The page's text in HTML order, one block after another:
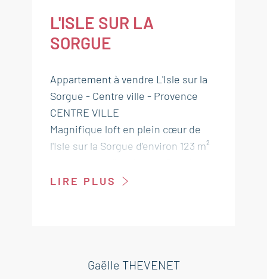
L'ISLE SUR LA
SORGUE
Appartement à vendre L'Isle sur la
Sorgue - Centre ville - Provence
CENTRE VILLE
Magnifique loft en plein cœur de
l'Isle sur la Sorgue d'environ 123 m²
Sorgue. Cet appartement
d'une pompe à chaleur (chaud/
LIRE PLUS
Gaëlle THEVENET